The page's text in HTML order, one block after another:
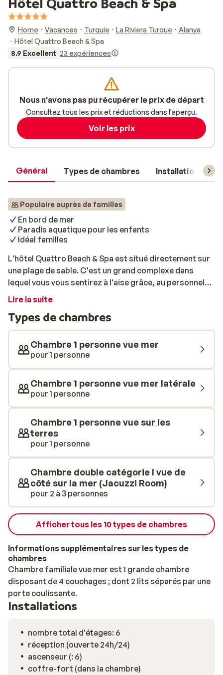
Home Vacances Turquie La Riviera Turque
Alanya
Hôtel Quattro Beach & Spa
8.9 Excellent 23 expériences
Général Types de chambres Installations
Populaire auprès de familles
En bord de mer
Paradis aquatique pour les enfants
Idéal familles
L'hôtel Quattro Beach & Spa est situé directement sur
une plage de sable. C'est un grand complexe dans
lequel vous vous sentirez à l'aise grâce, au personnel
amical et disponible. Entre le bâtiment principal et la
vous détendre, dévaler les toboggans ou prendre un
verre au bar. Outre le restaurant où de copieux buffets
vous attendent chaques jours, vous pourrez également
profiter des 3 restaurants à la carte que compte
l'établissement. Le restaurant de poisson est
fortement recommandé! A l'hôtel, de nombreuses
activités sportives sont organisées par l'équipe
d'animation, mais vous pouvez opter pour la relaxation
évader, le centre de Konakli sera très agréable lors
d'une promenade. Alanya est également facilement
accessible en dolmus.
Lire la suite
Types de chambres
Chambre 1 personne vue mer
pour 1 personne
Chambre 1 personne vue mer latérale
pour 1 personne
Chambre 1 personne vue sur les
terres
pour 1 personne
Chambre double catégorie I vue de
côté sur la mer (Jacuzzi Room)
pour 2 à 3 personnes
Afficher tous les 10 types de chambres
Informations supplémentaires sur les types de
chambres
Chambre familiale vue mer est 1 grande chambre
disposant de 4 couchages ; dont 2 lits séparés par une
porte coulissante.
Installations
nombre total d'étages: 6
réception (ouverte 24h/24)
ascenseur (: 6)
coffre-fort (dans la chambre)
Nous n'avons pas pu récupérer le prix de départ
Consultez tous les prix et réductions dans l'aperçu.
Voir les prix